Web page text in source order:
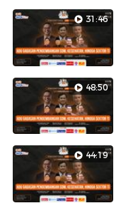
31:46
48:50
44:19